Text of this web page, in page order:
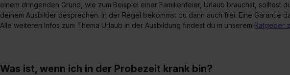
einem dringenden Grund, wie zum Beispiel einer Familienfeier, Urlaub brauchst, solltest
deinem Ausbilder besprechen. In der Regel bekommst du dann auch frei. Eine Garantie
Alle weiteren Infos zum Thema Urlaub in der Ausbildung findest du in unserem Ratgeber
Was ist, wenn ich in der Probezeit krank bin?